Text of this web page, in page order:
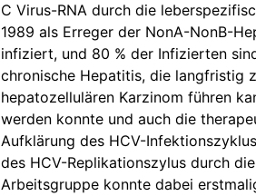
C Virus-RNA durch die
1989 als Erreger der NonA-NonB-
infiziert, und 80 % der Infizierten
chronische Hepatitis, die langfristig
hepatozellulären Karzinom führen
werden konnte und auch die
Aufklärung des HCV-
des HCV-Replikationszylus durch
Arbeitsgruppe konnte dabei